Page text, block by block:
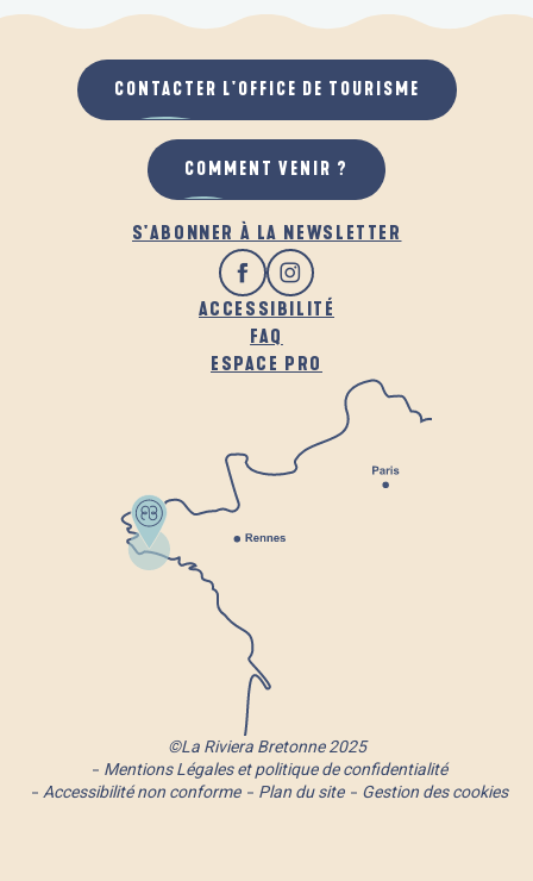
S'ABONNER À LA NEWSLETTER
ACCESSIBILITÉ
FAQ
ESPACE PRO
CONTACTER L'OFFICE DE TOURISME
COMMENT VENIR ?
©La Riviera Bretonne 2025
Mentions Légales et politique de confidentialité
Accessibilité non conforme
Plan du site Gestion des cookies